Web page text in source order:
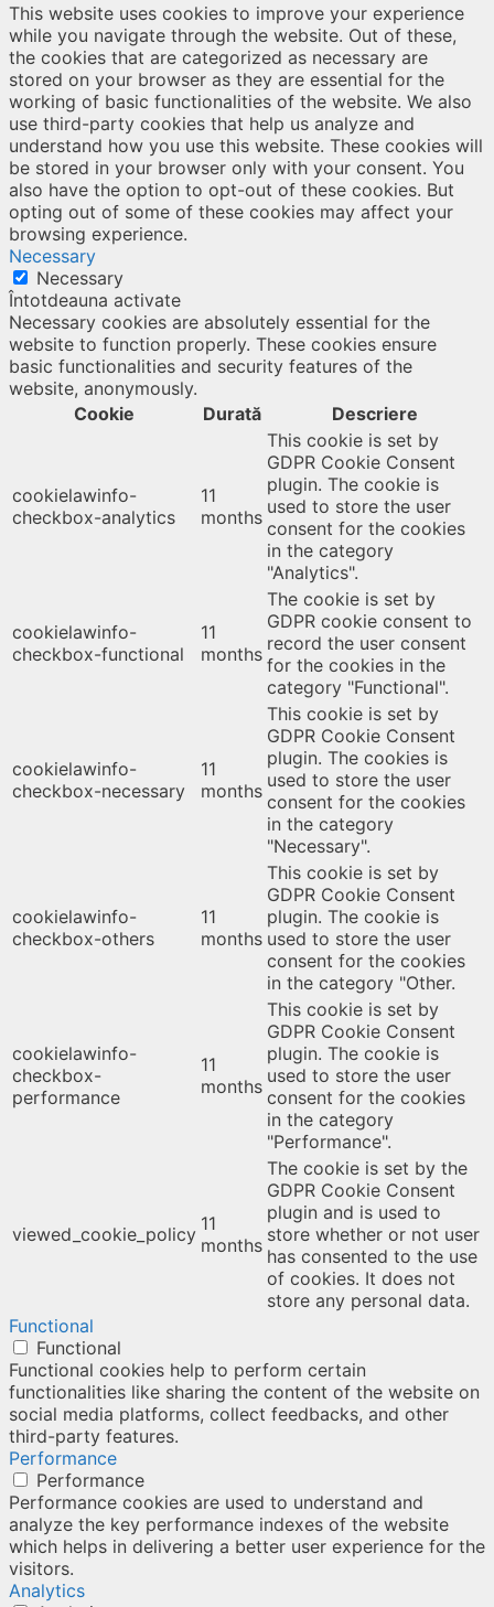
This website uses cookies to improve your experience
while you navigate through the website. Out of these,
the cookies that are categorized as necessary are
stored on your browser as they are essential for the
working of basic functionalities of the website. We also
use third-party cookies that help us analyze and
understand how you use this website. These cookies will
be stored in your browser only with your consent. You
also have the option to opt-out of these cookies. But
opting out of some of these cookies may affect your
browsing experience.
Necessary
Necessary
Întotdeauna activate
Necessary cookies are absolutely essential for the
website to function properly. These cookies ensure
basic functionalities and security features of the
website, anonymously.
Cookie
Durată Descriere
cookielawinfo-
checkbox-analytics
11
months
This cookie is set by
GDPR Cookie Consent
plugin. The cookie is
used to store the user
consent for the cookies
in the category
"Analytics".
cookielawinfo-
checkbox-functional
11
months
The cookie is set by
GDPR cookie consent to
record the user consent
for the cookies in the
category "Functional".
cookielawinfo-
checkbox-necessary
11
months
This cookie is set by
GDPR Cookie Consent
plugin. The cookies is
used to store the user
consent for the cookies
in the category
"Necessary".
cookielawinfo-
checkbox-others
11
months
This cookie is set by
GDPR Cookie Consent
plugin. The cookie is
used to store the user
consent for the cookies
in the category "Other.
cookielawinfo-
checkbox-
performance
11
months
This cookie is set by
GDPR Cookie Consent
plugin. The cookie is
used to store the user
consent for the cookies
in the category
"Performance".
viewed_cookie_policy 11
months
The cookie is set by the
GDPR Cookie Consent
plugin and is used to
store whether or not user
has consented to the use
of cookies. It does not
store any personal data.
Functional
Functional
Functional cookies help to perform certain
functionalities like sharing the content of the website on
social media platforms, collect feedbacks, and other
third-party features.
Performance
Performance
Performance cookies are used to understand and
analyze the key performance indexes of the website
which helps in delivering a better user experience for the
visitors.
Analytics